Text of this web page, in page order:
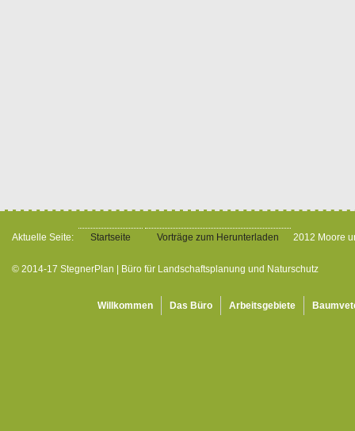
Aktuelle Seite: Startseite Vorträge zum Herunterladen 2012 Moore
© 2014-17 StegnerPlan | Büro für Landschaftsplanung und Naturschutz
Willkommen Das Büro Arbeitsgebiete